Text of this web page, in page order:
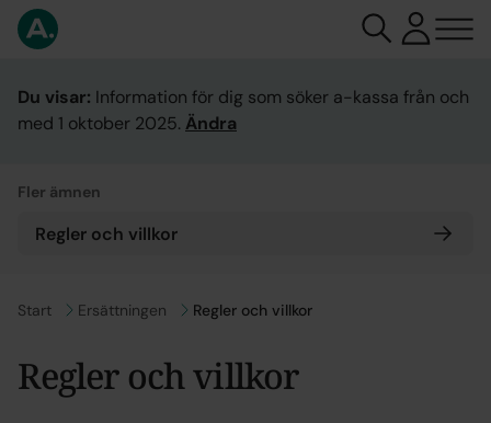
Du visar: Information för dig som söker a-kassa från och
med 1 oktober 2025. Ändra
Fler ämnen
Regler och villkor
Gå till
Start Gå till
Ersättningen Regler och villkor
Regler och villkor